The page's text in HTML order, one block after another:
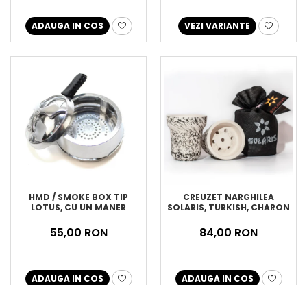
ADAUGA IN COS VEZI VARIANTE
HMD / SMOKE BOX TIP
LOTUS, CU UN MANER
55,00 RON
ADAUGA IN COS
CREUZET NARGHILEA
SOLARIS, TURKISH, CHARON
84,00 RON
ADAUGA IN COS